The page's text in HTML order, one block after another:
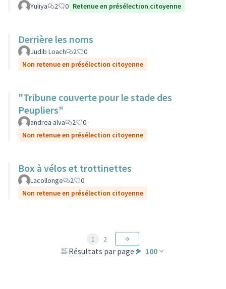
Yuliya 2 0 Retenue en présélection citoyenne
Derrière les noms
Judib Loach 2
0
Non retenue en présélection citoyenne
"Tribune couverte pour le stade des
Peupliers"
andrea alva 2
0
Non retenue en présélection citoyenne
Box à vélos et trottinettes
Lacollonge 2
0
Non retenue en présélection citoyenne
Résultats par page : 100
1 2